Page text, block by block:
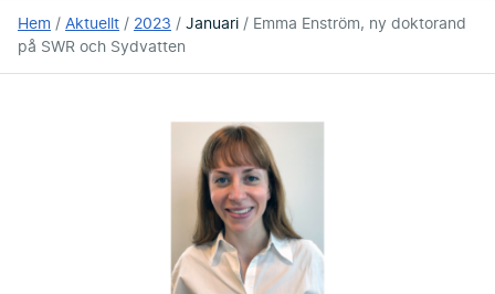
Du
är
här:
Hem Aktuellt 2023 Januari
Emma Enström, ny doktorand
på SWR och Sydvatten